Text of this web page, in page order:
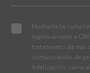
Mediante la
expresamente a
tratamiento de mis
comunicación de
fidelización,